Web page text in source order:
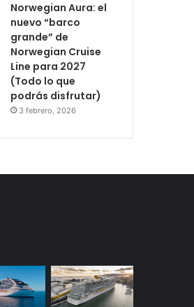
Norwegian Aura: el
nuevo “barco
grande” de
Norwegian Cruise
Line para 2027
(Todo lo que
podrás disfrutar)
3 febrero, 2026